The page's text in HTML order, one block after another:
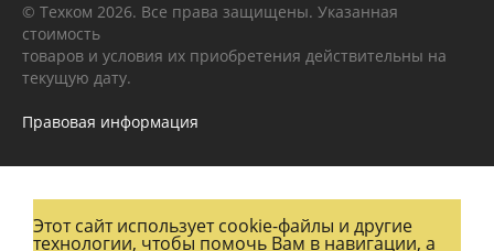
© Техком 2026. Все права защищены. Указанная
стоимость
товаров и условия их приобретения действительны на
текущую дату.
Правовая информация
Этот сайт использует cookie-файлы и другие
технологии, чтобы помочь Вам в навигации, а